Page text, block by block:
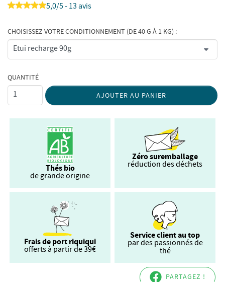
5,0/5 - 13 avis
CHOISISSEZ VOTRE CONDITIONNEMENT (DE 40 G À 1 KG) :
QUANTITÉ
AJOUTER AU PANIER
Thés bio
de grande origine
Zéro suremballage
réduction des déchets
Frais de port riquiqui
offerts à partir de 39€
Service client au top
par des passionnés de
thé
PARTAGEZ !